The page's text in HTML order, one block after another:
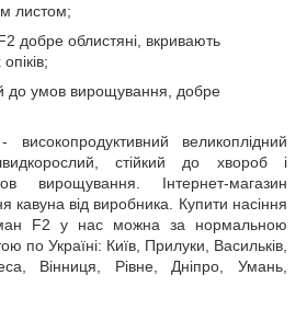
листом;
добре облистяні, вкривають
до умов вирощування, добре
великоплідний
стійкий до хвороб і
вирощування. Інтернет-магазин
кавуна від виробника. Купити насіння
F2 у нас можна за нормальною
по Україні: Київ, Прилуки, Васильків,
Вінниця, Рівне, Дніпро, Умань,